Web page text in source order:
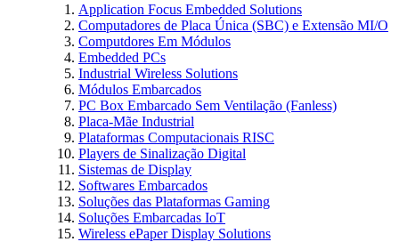
Application Focus Embedded Solutions
Computadores de Placa Única (SBC) e Extensão MI/O
Computdores Em Módulos
Embedded PCs
Industrial Wireless Solutions
Módulos Embarcados
PC Box Embarcado Sem Ventilação (Fanless)
Placa-Mãe Industrial
Plataformas Computacionais RISC
Players de Sinalização Digital
Sistemas de Display
Softwares Embarcados
Soluções das Plataformas Gaming
Soluções Embarcadas IoT
Wireless ePaper Display Solutions